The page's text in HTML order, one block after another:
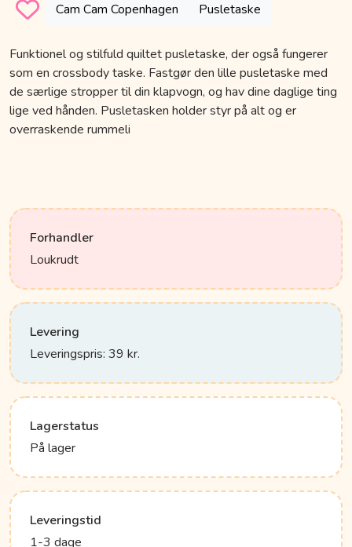
Cam Cam Copenhagen Pusletaske
Funktionel og stilfuld quiltet pusletaske, der også fungerer
som en crossbody taske. Fastgør den lille pusletaske med
de særlige stropper til din klapvogn, og hav dine daglige ting
lige ved hånden. Pusletasken holder styr på alt og er
overraskende rummeli
Forhandler
Loukrudt
Levering
Leveringspris: 39 kr.
Lagerstatus
På lager
Leveringstid
1-3 dage